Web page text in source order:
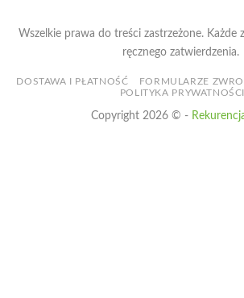
Wszelkie prawa do treści zastrzeżone. Każde
ręcznego zatwierdzenia.
DOSTAWA I PŁATNOŚĆ FORMULARZE
POLITYKA PRYWATNOŚCI
Copyright 2026 © -